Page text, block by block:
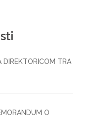
DIREKTORICOM TRA
O